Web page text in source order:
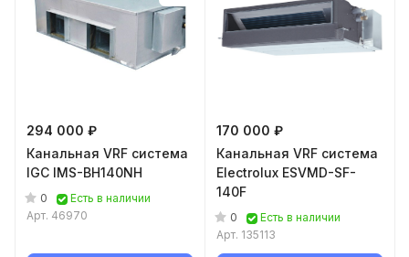
294 000 ₽
Канальная VRF система
IGC IMS-BH140NH
0
Есть в наличии
Арт. 46970
170 000 ₽
Канальная VRF система
Electrolux ESVMD-SF-
140F
0
Есть в наличии
Арт. 135113